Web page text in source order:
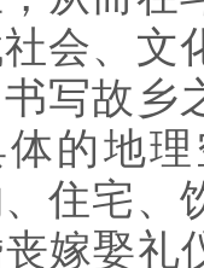
会、文
写故乡
的地理
住宅、
嫁娶礼